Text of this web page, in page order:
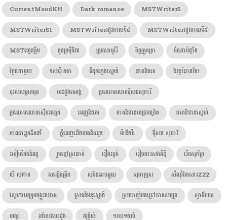
CurrentMoodKH Dark romance
MSTWriter5
MSTWriterS1
MSTWriterរដូវកាលទី៤
MSTWriterរដូវកាលទី៥
MSTហ្វេនក្លឹប
កូនក្រមុំទី៧ ក្រុមសាមូរ៉ៃ ចិត្តត្រួតត្រា
ចំណាប់ខ្មាំង
ថ្ងៃណាមួយ
ទសប៉ាកកា ទំនុកភ្លេងស្នេហ៍ នាងនិងគេ
និរន្តរ៍អាល័យ
បុរសសម្លាកមុខ
បេះដូងមេគង្គ
ប្រលោមលោកម៉ីសនសុធារី
ប្រលោមលោកស៊ើបអង្កេត
ពេញនិយម ភាគនិទានពេជ្របណ្ឌិត
ភាគនិទានស្នេហ៍
ភាពជាអ្នកដឹកនាំ
ភ្នំពេញអើយបងនឹកអូន ម៉ានីយ៉ា
ម៉ីសន សុធារី
របៀបតែងនិពន្ធ
រូបខ្មៅស្រអាប់ រឿងរន្ធត់ រៀបការសងគំនុំ
រ៉េតសុភ័ក្រ
លី សុផាត
សន្សើមព្រឹក សុបិនឆាបឆួល សុភាប្រុស
សំណុំឯកសារZ22
ស្នេហាមេក្រុមបង្ហូរឈាម
ស្រទន់មន្តស្នេហ៍ ស្រលាញ់បងជ្រៅជាងសមុទ្រ
ស្វាមីចចក
ហង្សៈ​
អធិរាជបេះដូង ឥន្រ្ទីយ៍ ១០០១យប់